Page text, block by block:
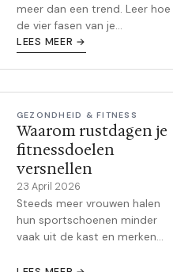
meer dan een trend. Leer hoe
de vier fasen van je
menstruatiecyclus je
slim op inspeelt.
LEES MEER →
GEZONDHEID & FITNESS
Waarom rustdagen je
fitnessdoelen
versnellen
23 April 2026
Steeds meer vrouwen halen
hun sportschoenen minder
vaak uit de kast en merken